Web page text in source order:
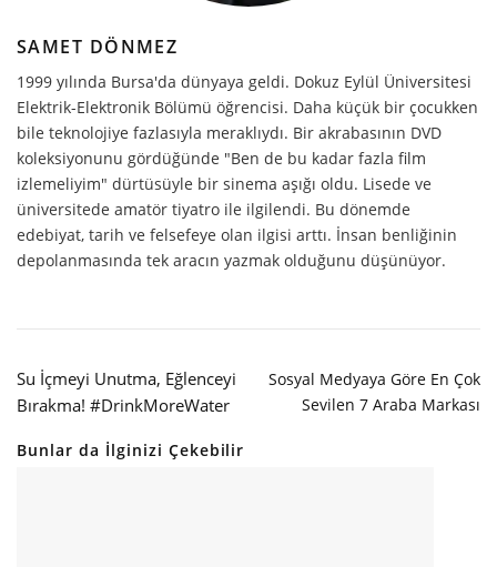
SAMET DÖNMEZ
1999 yılında Bursa'da dünyaya geldi. Dokuz Eylül Üniversitesi
Elektrik-Elektronik Bölümü öğrencisi. Daha küçük bir çocukken
bile teknolojiye fazlasıyla meraklıydı. Bir akrabasının DVD
koleksiyonunu gördüğünde "Ben de bu kadar fazla film
izlemeliyim" dürtüsüyle bir sinema aşığı oldu. Lisede ve
üniversitede amatör tiyatro ile ilgilendi. Bu dönemde
edebiyat, tarih ve felsefeye olan ilgisi arttı. İnsan benliğinin
depolanmasında tek aracın yazmak olduğunu düşünüyor.
Su İçmeyi Unutma, Eğlenceyi
Bırakma! #DrinkMoreWater
Sosyal Medyaya Göre En Çok
Sevilen 7 Araba Markası
Bunlar da İlginizi Çekebilir